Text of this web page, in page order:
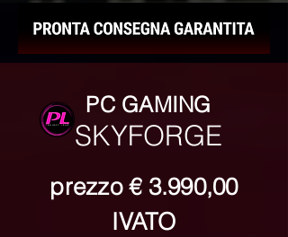
PC GAMING
SKYFORGE
prezzo€ 3.990,00
IVATO